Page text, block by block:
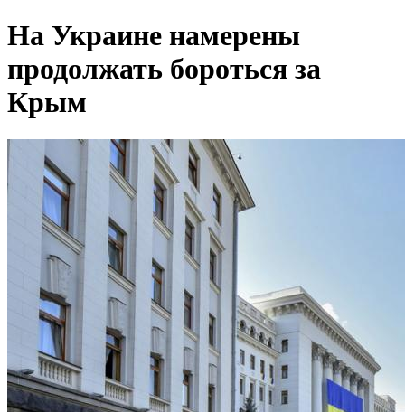
На Украине намерены
продолжать бороться за
Крым